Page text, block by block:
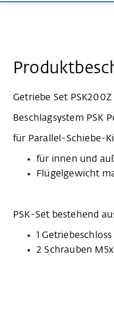
Getriebe Set PSK200Z
Beschlagsystem PSK
für Parallel-Schiebe-
für innen und
Flügelgewicht
PSK-Set bestehend
1
2 Schrauben